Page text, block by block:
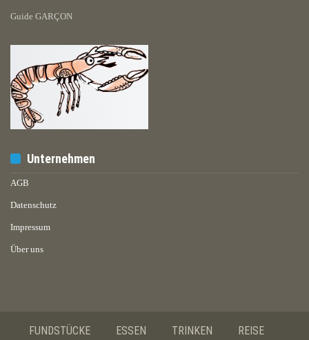
Guide GARÇON
Unternehmen
AGB
Datenschutz
Impressum
Über uns
FUNDSTÜCKE ESSEN TRINKEN REISE